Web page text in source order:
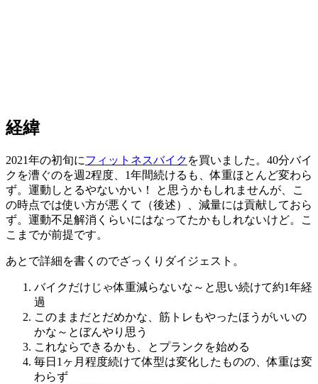
経緯
2021年の初旬にフィットネスバイク を買いました。40分バイ
クを漕ぐのを週2程度、1年間続けるも、体重ほとんど変わら
ず。運動しとるやないかい！ と思うかもしれませんが、こ
の時点では使い方が悪くて（後述）、減量には貢献しておら
ず。運動不足解消くらいにはなってたかもしれないけど。こ
こまでが前提です。
あとで詳細を書くのでざっくりダイジェスト。
バイクだけじゃ体重減らないな～と思い続けて約1年経
過
このままだとだめかな、筋トレもやったほうがいいの
かな～とぼんやり思う
これならできるかも、とプランクを始める
毎日1ヶ月程度続けて体型は変化したものの、体重は変
わらず